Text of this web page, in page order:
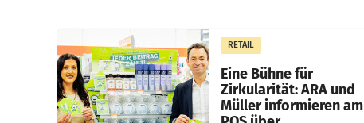
RETAIL
Eine Bühne für
Zirkularität: ARA und
Müller informieren am